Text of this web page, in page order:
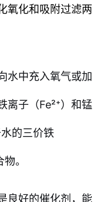
氧化和吸附过滤两
水中充入氧气或加
离子（Fe²⁺）和锰
的三价铁
。
良好的催化剂，能